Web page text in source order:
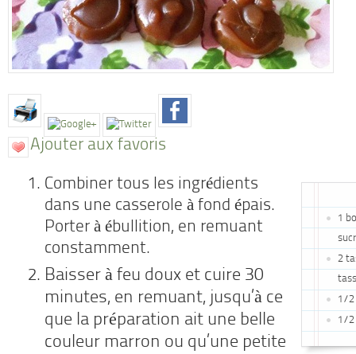
Ajouter aux favoris
1
2
1/2
1/2
Combiner tous les ingrédients
dans une casserole à fond épais.
Porter à ébullition, en remuant
constamment.
Baisser à feu doux et cuire 30
minutes, en remuant, jusqu’à ce
que la préparation ait une belle
couleur marron ou qu’une petite